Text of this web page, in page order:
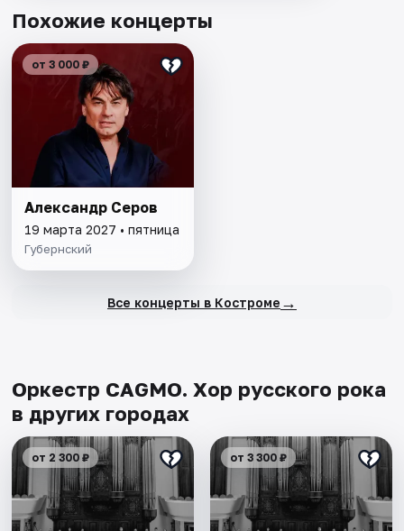
Похожие концерты
от 3 000 ₽
Александр Серов
19 марта 2027 • пятница
Губернский
Все концерты в Костроме →
Оркестр CAGMO. Хор русского рока
в других городах
от 2 300 ₽ от 3 300 ₽